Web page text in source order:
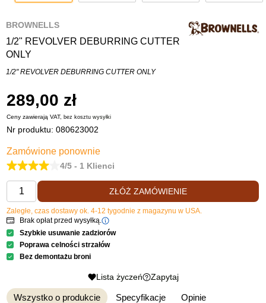
BROWNELLS
1/2" REVOLVER DEBURRING CUTTER
ONLY
1/2" REVOLVER DEBURRING CUTTER ONLY
289,00 zł
Ceny zawierają VAT,bez kosztuwysyłki
Nr produktu:080623002
Zamówione ponownie
4/5 - 1 Klienci
ZŁÓŻ ZAMÓWIENIE
Zaległe, czas dostawy ok. 4-12 tygodnie z magazynu w USA.
Brak opłat przed wysyłką.
Szybkie usuwanie zadziorów
Poprawa celności strzałów
Bez demontażu broni
Lista życzeń Zapytaj
Wszystko o produkcie Specyfikacje Opinie